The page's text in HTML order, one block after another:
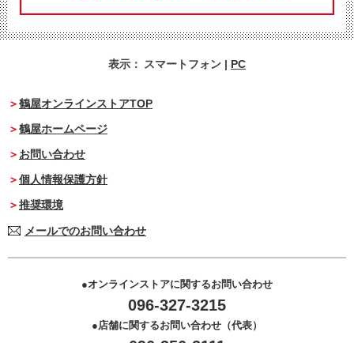
表示： スマートフォン | PC
鶴屋オンラインストアTOP
鶴屋ホームページ
お問い合わせ
個人情報保護方針
推奨環境
メールでのお問い合わせ
オンラインストアに関するお問い合わせ
096-327-3215
店舗に関するお問い合わせ（代表）